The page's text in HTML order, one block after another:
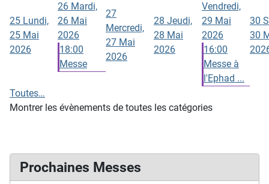
25 Lundi,
25 Mai
2026
26 Mardi,
26 Mai
2026
18:00
Messe
27
Mercredi,
27 Mai
2026
28 Jeudi,
28 Mai
2026
Vendredi,
29 Mai
2026
16:00
Messe à
l'Ephad ...
30
30
Toutes…
Montrer les évènements de toutes les catégories
Prochaines Messes